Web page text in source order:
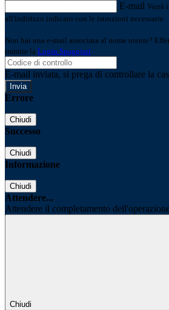
E-mail Verrà
all'indirizzo indicato con le istruzioni necessarie.
Non hai una e-mail associata al nome utente?
tramite la Login Spaggiari
E-mail inviata, si prega di controllare la
Errore
Chiudi
Successo
Chiudi
Informazione
Chiudi
Attendere...
Attendere il completamento
Chiudi